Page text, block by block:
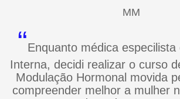
MM
“Enquanto médica especilista
Interna, decidi realizar o curso
Modulação Hormonal movida
compreender melhor a mulher